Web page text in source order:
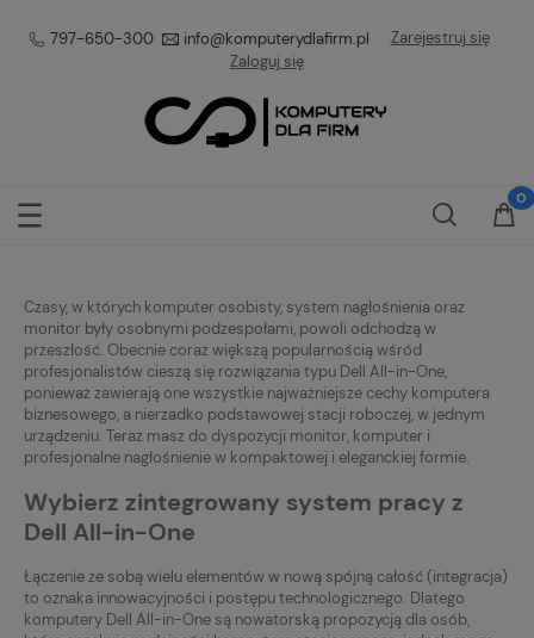
797-650-300 info@komputerydlafirm.pl
Zarejestruj się
Zaloguj się
Czasy, w których komputer osobisty, system nagłośnienia oraz
monitor były osobnymi podzespołami, powoli odchodzą w
przeszłość. Obecnie coraz większą popularnością wśród
profesjonalistów cieszą się rozwiązania typu Dell All-in-One,
ponieważ zawierają one wszystkie najważniejsze cechy komputera
biznesowego, a nierzadko podstawowej stacji roboczej, w jednym
urządzeniu. Teraz masz do dyspozycji monitor, komputer i
profesjonalne nagłośnienie w kompaktowej i eleganckiej formie.
Wybierz zintegrowany system pracy z
Dell All-in-One
Łączenie ze sobą wielu elementów w nową spójną całość (integracja)
to oznaka innowacyjności i postępu technologicznego. Dlatego
komputery Dell All-in-One są nowatorską propozycją dla osób,